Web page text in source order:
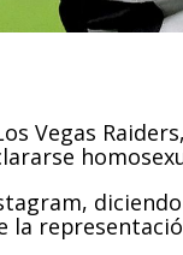
Vegas
la